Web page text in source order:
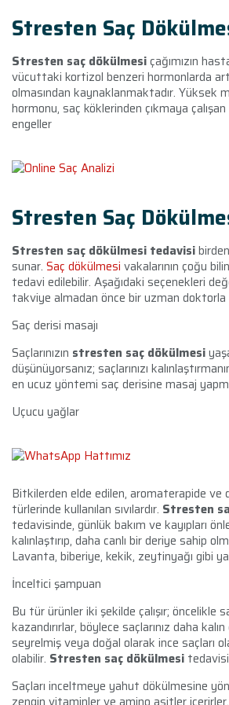
Stresten Saç
Stresten saç dökülmesiçağımızın
vücuttaki kortizol benzeri hormonlarda
olmasından kaynaklanmaktadır. Yüksek
hormonu, saç köklerinden çıkmaya
engeller
Stresten Saç
Stresten saç dökülmesi tedavisi
sunar. Saç dökülmesi vakalarının çoğu
tedavi edilebilir. Aşağıdaki seçenekleri
takviye almadan önce bir uzman doktorla
Saç derisi masajı
Saçlarınızın stresten saç dökülmesi
düşünüyorsanız; saçlarınızı
en ucuz yöntemi saç derisine masaj
Uçucu yağlar
Bitkilerden elde edilen, aromaterapide
türlerinde kullanılan sıvılardır. Stresten
tedavisinde, günlük bakım ve kayıpları
kalınlaştırıp, daha canlı bir deriye sahip
Lavanta, biberiye, kekik, zeytinyağı gibi
İnceltici şampuan
Bu tür ürünler iki şekilde çalışır; öncelikle
kazandırırlar, böylece saçlarınız daha
seyrelmiş veya doğal olarak ince saçları
olabilir. Stresten saç dökülmesi
Saçları inceltmeye yahut dökülmesine